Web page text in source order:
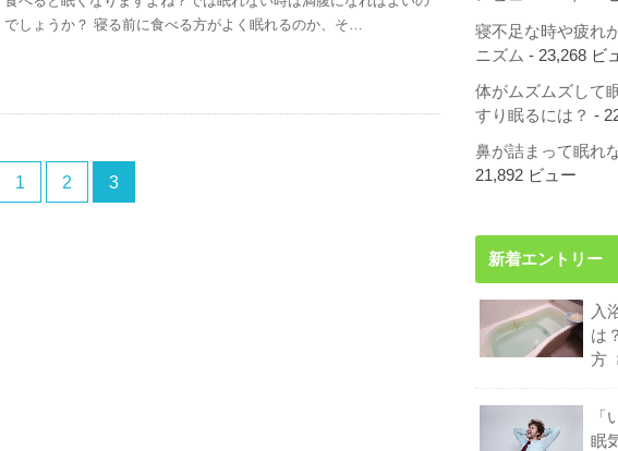
でしょうか？ 寝る前に食べる方がよく眠れるのか、そ…
1 2 3
寝不足な時や疲れ
ニズム - 23,268 ビ
体がムズムズして
すり眠るには？ -
鼻が詰まって眠れ
21,892 ビュー
新着エントリー
入
は
方
「
眠